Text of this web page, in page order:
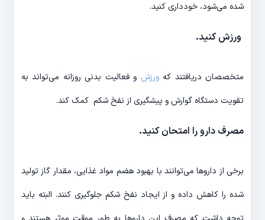
شده می‌­شود، خودداری کنید.
ورزش کنید.
متخصصان دریافتند کهورزش و فعالیت بدنی روزانه می­‌تواند به
تقویت دستگاه گوارش و پیشگیری از نفخ شکم کمک کند.
مصرف دارو را امتحان کنید.
برخی از داروها می‌­توانند با بهبود هضم مواد غذایی، مقدار گاز تولید
شده را کاهش داده و از ایجاد نفخ شکم جلوگیری کنند. البته باید